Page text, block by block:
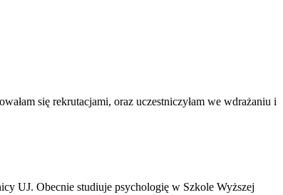
się rekrutacjami, oraz uczestniczyłam we wdrażaniu i
UJ. Obecnie studiuje psychologię w Szkole Wyższej